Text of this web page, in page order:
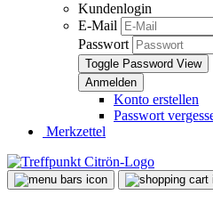
Kundenlogin
E-Mail
Passwort
Toggle Password View
Konto erstellen
Passwort
Merkzettel